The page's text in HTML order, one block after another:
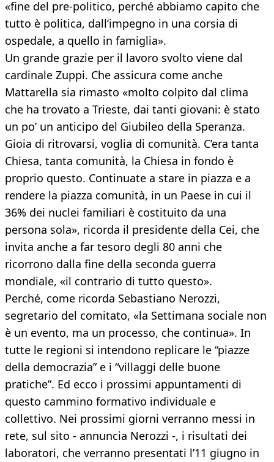
«fine del pre-politico, perché abbiamo capito che
tutto è politica, dall’impegno in una corsia di
ospedale, a quello in famiglia».
Un grande grazie per il lavoro svolto viene dal
cardinale Zuppi. Che assicura come anche
Mattarella sia rimasto «molto colpito dal clima
che ha trovato a Trieste, dai tanti giovani: è stato
un po’ un anticipo del Giubileo della Speranza.
Gioia di ritrovarsi, voglia di comunità. C’era tanta
Chiesa, tanta comunità, la Chiesa in fondo è
proprio questo. Continuate a stare in piazza e a
rendere la piazza comunità, in un Paese in cui il
36% dei nuclei familiari è costituito da una
persona sola», ricorda il presidente della Cei, che
invita anche a far tesoro degli 80 anni che
ricorrono dalla fine della seconda guerra
mondiale, «il contrario di tutto questo».
Perché, come ricorda Sebastiano Nerozzi,
segretario del comitato, «la Settimana sociale non
è un evento, ma un processo, che continua». In
tutte le regioni si intendono replicare le “piazze
della democrazia” e i “villaggi delle buone
pratiche”. Ed ecco i prossimi appuntamenti di
questo cammino formativo individuale e
collettivo. Nei prossimi giorni verranno messi in
rete, sul sito - annuncia Nerozzi -, i risultati dei
laboratori, che verranno presentati l’11 giugno in